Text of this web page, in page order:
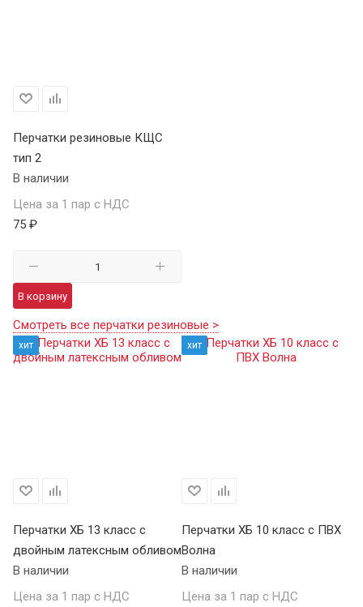
Перчатки резиновые КЩС
тип 2
В наличии
Цена за 1 пар с НДС
75 ₽
В корзину
Смотреть все перчатки резиновые >
хит
Перчатки ХБ 13 класс с
двойным латексным обливом
В наличии
Цена за 1 пар с НДС
хит
Перчатки ХБ 10 класс с ПВХ
Волна
В наличии
Цена за 1 пар с НДС